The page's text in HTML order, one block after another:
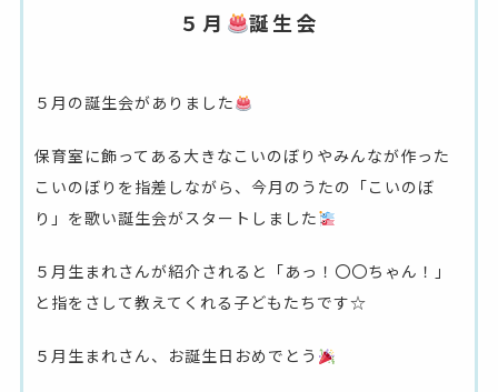
５月 誕生会
５月の誕生会がありました
保育室に飾ってある大きなこいのぼりやみんなが作った
こいのぼりを指差しながら、今月のうたの「こいのぼ
り」を歌い誕生会がスタートしました
５月生まれさんが紹介されると「あっ！〇〇ちゃん！」
と指をさして教えてくれる子どもたちです☆
５月生まれさん、お誕生日おめでとう